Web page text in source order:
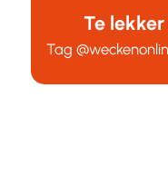
Te
Tag